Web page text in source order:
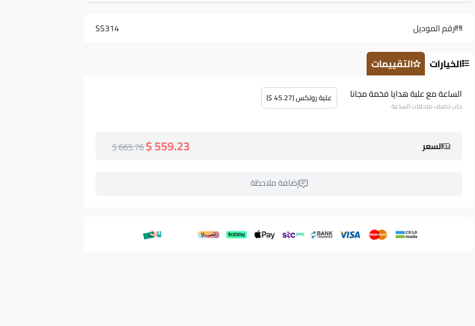
رقم الموديل SS314
الخيارات التقييمات
الساعة مع علبة هدايا فخمة مجانا
حاب تضيف ملحقات الساعة
علبة رولكس (45.27 $)
السعر 559.23 $
665.76 $
إضافة ملاحظة